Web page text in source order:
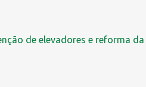
de elevadores e reforma da